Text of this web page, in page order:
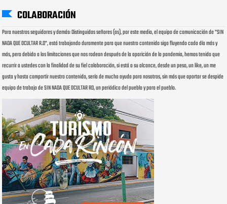
COLABORACIÓN
Para nuestros seguidores y demás: Distinguidos señores (as), por este medio, el equipo de comunicación de "SIN
NADA QUE OCULTAR R.D", está trabajando duramente para que nuestro contenido siga fluyendo cada día más y
más, pero debido a las limitaciones que nos rodean después de la aparición de la pandemia, hemos tenido que
recurrir a ustedes con la finalidad de su fiel colaboración, si está a su alcance, desde un peso, un like, un me
gusta y hasta compartir nuestro contenido, sería de mucha ayuda para nosotros, sin más que aportar se despide
equipo de trabajo de SIN NADA QUE OCULTAR RD, un periódico del pueblo y para el pueblo.